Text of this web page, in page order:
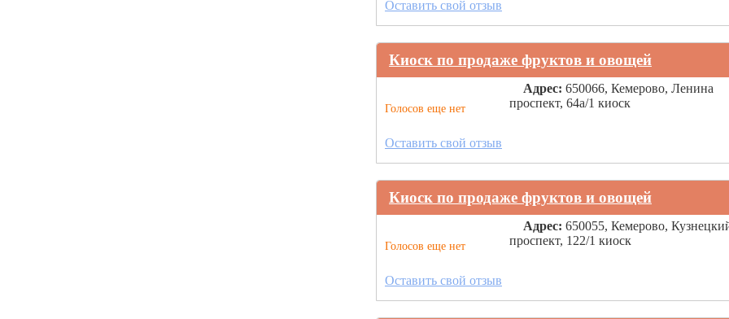
Оставить свой отзыв
Киоск по продаже фруктов и овощей
Голосов еще нет
Адрес: 650066, Кемерово, Ленина
проспект, 64а/1 киоск
Оставить свой отзыв
Киоск по продаже фруктов и овощей
Голосов еще нет
Адрес: 650055, Кемерово,
проспект, 122/1 киоск
Оставить свой отзыв